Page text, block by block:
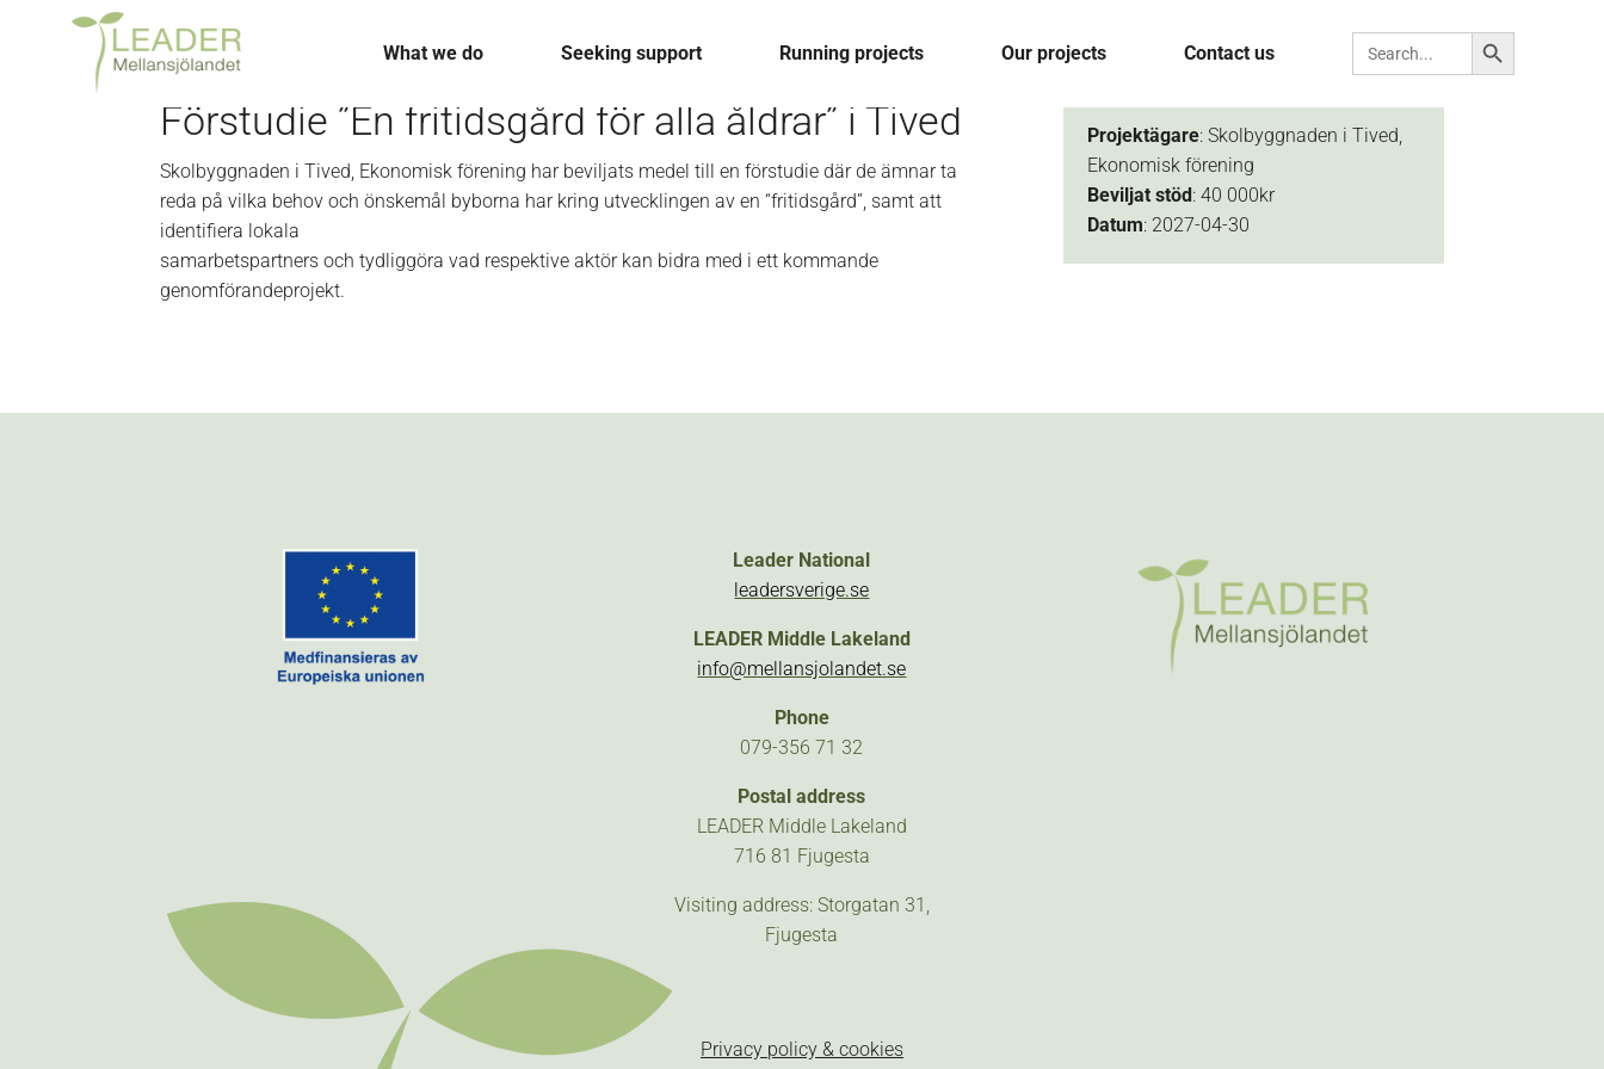
What we do Seeking support Running projects Our projects Contact us Search for: Search Button
Förstudie ”En fritidsgård för alla åldrar” i Tived
Skolbyggnaden i Tived, Ekonomisk förening har beviljats medel till en förstudie där de ämnar ta
reda på vilka behov och önskemål byborna har kring utvecklingen av en “fritidsgård”, samt att
identifiera lokala
samarbetspartners och tydliggöra vad respektive aktör kan bidra med i ett kommande
genomförandeprojekt.
Projektägare: Skolbyggnaden i Tived,
Ekonomisk förening
Beviljat stöd: 40 000kr
Datum: 2027-04-30
Leader National
leadersverige.se
LEADER Middle Lakeland
info@mellansjolandet.se
Phone
079-356 71 32
Postal address
LEADER Middle Lakeland
716 81 Fjugesta
Visiting address: Storgatan 31,
Fjugesta
Privacy policy & cookies